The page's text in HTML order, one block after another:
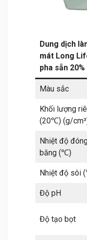
Dung dịch
mát Long
pha sẵn 20%
Màu sắc
Khối lượng
(20℃) (g/
Nhiệt độ
băng (℃)
Nhiệt độ sôi
Độ pH
Độ tạo bọt